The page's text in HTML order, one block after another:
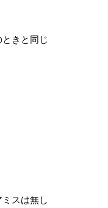
きと同じ
スは無し